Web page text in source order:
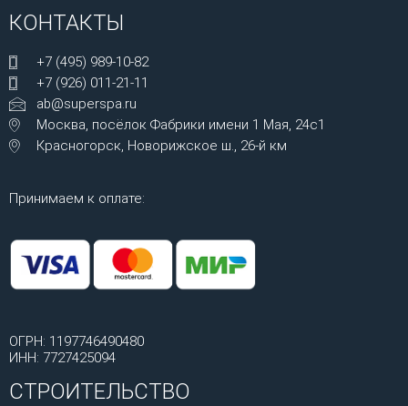
КОНТАКТЫ
+7 (495) 989-10-82
+7 (926) 011-21-11
ab@superspa.ru
Москва, посёлок Фабрики имени 1 Мая, 24с1
Красногорск, Новорижское ш., 26-й км
Принимаем к оплате:
ОГРН: 1197746490480
ИНН: 7727425094
СТРОИТЕЛЬСТВО